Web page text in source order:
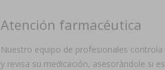
Atención farmacéutica
Nuestro equipo de profesionales controla
y revisa su medicación, asesorándole si es